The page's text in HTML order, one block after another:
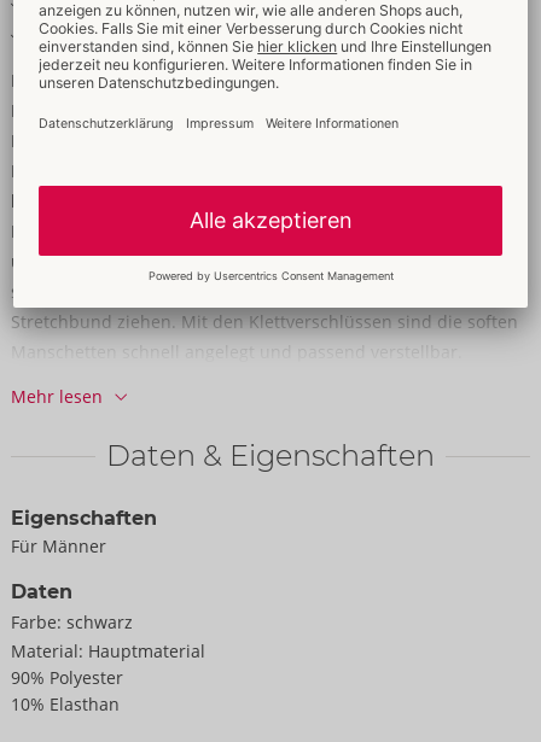
Weich & elastisch für hohen Tragekomfort
Pants mit Abenteuerlust & Fessel-Faktor!
Betonende Pants von Svenjoyment im coolen schwarzen
Mattlook. Aufregend po-frei und mit unterlegtem
Reißverschluss im Beutel. Rundum weich und elastisch für
hohen Tragekomfort. Als besonderes Extra sind 2
Fesselmanschetten inklusive – stylisch passend im Mattlook
und perfekt zur komfortablen Fixierung der Hände. Sie lassen
sich mühelos durch die Ringe hinten und seitlich am breiten
Stretchbund ziehen. Mit den Klettverschlüssen sind die soften
Manschetten schnell angelegt und passend verstellbar.
Mehr lesen
Daten & Eigenschaften
Eigenschaften
Für Männer
Daten
Farbe: schwarz
Material: Hauptmaterial
90% Polyester
10% Elasthan